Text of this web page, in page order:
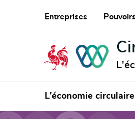
Entreprises
L'économie circulaire